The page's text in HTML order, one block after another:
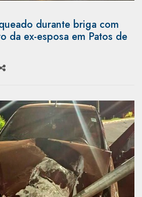
durante briga com
da ex-esposa em Patos de